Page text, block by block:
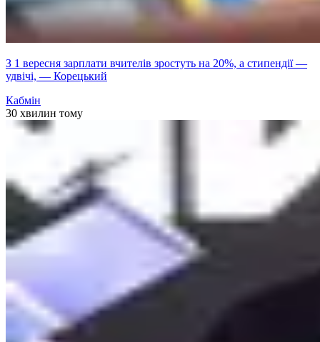
З 1 вересня зарплати вчителів зростуть на 20%, а стипендії —
удвічі, — Корецький
Кабмін
30 хвилин тому